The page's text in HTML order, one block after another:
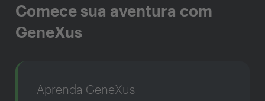
Comece sua aventura com
GeneXus
Aprenda GeneXus